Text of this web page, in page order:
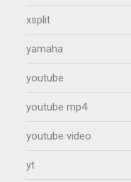
xsplit
yamaha
youtube
youtube mp4
youtube video
yt